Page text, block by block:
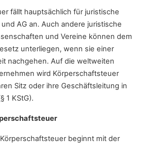
fällt hauptsächlich für juristische
AG an. Auch andere juristische
und Vereine können dem
unterliegen, wenn sie einer
nachgehen. Auf die weltweiten
wird Körperschaftsteuer
Sitz oder ihre Geschäftsleitung in
1 KStG).
beginnt mit der